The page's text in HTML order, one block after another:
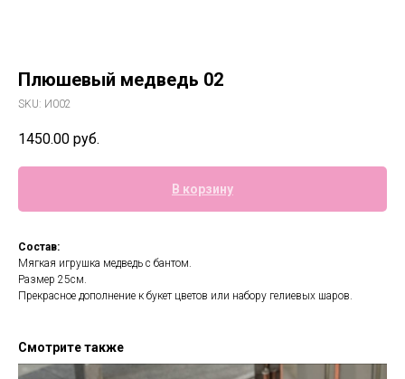
Плюшевый медведь 02
SKU: И002
1450.00 руб.
В корзину
Состав:
Мягкая игрушка медведь с бантом.
Размер 25см.
Прекрасное дополнение к букет цветов или набору гелиевых шаров.
Смотрите также